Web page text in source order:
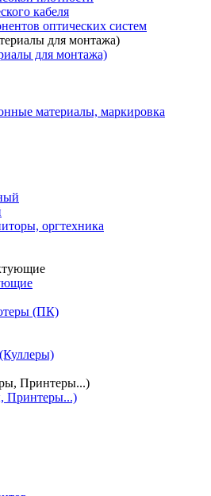
кабеля
оптических систем
для монтажа)
материалы, маркировка
оргтехника
(ПК)
Принтеры...)